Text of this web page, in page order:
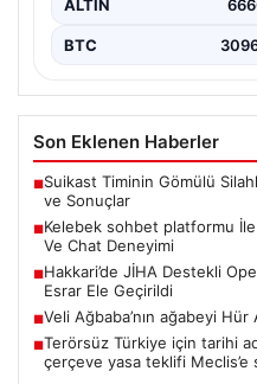
ALTIN
BTC
Son Eklenen Haberler
■Suikast Timinin Gömülü
ve Sonuçlar
■Kelebek sohbet platformu
Ve Chat Deneyimi
■Hakkari’de JİHA Destekli
Esrar Ele Geçirildi
■Veli Ağbaba’nın ağabeyi
■Terörsüz Türkiye için tarihi
çerçeve yasa teklifi Meclis’e